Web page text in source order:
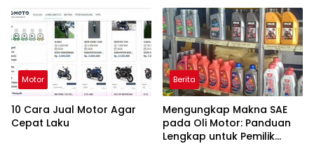
Motor
10 Cara Jual Motor Agar
Cepat Laku
Berita
Mengungkap Makna SAE
pada Oli Motor: Panduan
Lengkap untuk Pemilik